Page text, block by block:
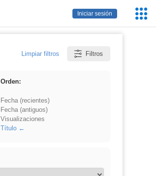
Iniciar sesión
Limpiar filtros Filtros
Orden:
Fecha (recientes)
Fecha (antiguos)
Visualizaciones
Título